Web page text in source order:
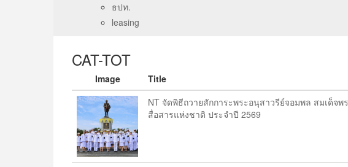
ธปท.
leasing
CAT-TOT
Image Title
NT จัดพิธีถวายสักการะพระอนุสาวรีย์จอมพล สมเด็จพ
สื่อสารแห่งชาติ ประจำปี 2569